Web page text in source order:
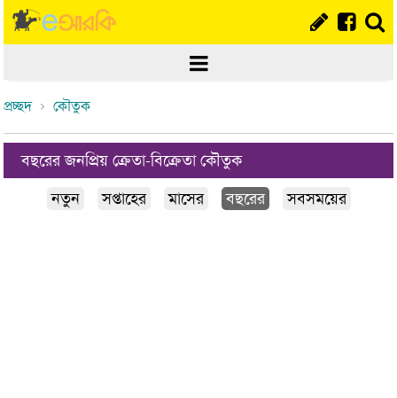
প্রচ্ছদ কৌতুক
বছরের জনপ্রিয় ক্রেতা-বিক্রেতা কৌতুক
নতুন
সপ্তাহের মাসের বছরের সবসময়ের